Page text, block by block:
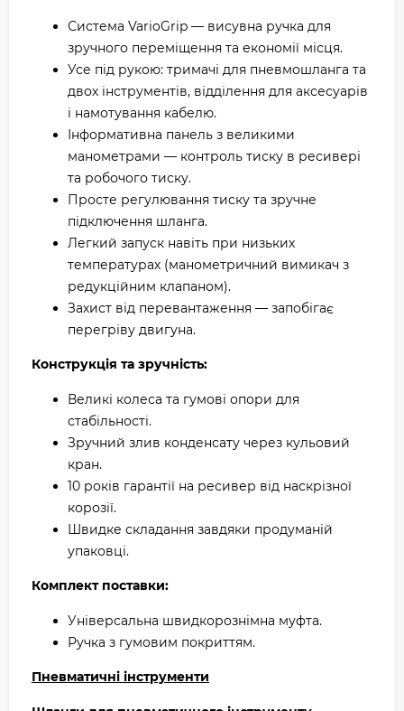
Система VarioGrip — висувна ручка для
зручного переміщення та економії місця.
Усе під рукою: тримачі для пневмошланга та
двох інструментів, відділення для аксесуарів
і намотування кабелю.
Інформативна панель з великими
манометрами — контроль тиску в ресивері
та робочого тиску.
Просте регулювання тиску та зручне
підключення шланга.
Легкий запуск навіть при низьких
температурах (манометричний вимикач з
редукційним клапаном).
Захист від перевантаження — запобігає
перегріву двигуна.
Конструкція та зручність:
Великі колеса та гумові опори для
стабільності.
Зручний злив конденсату через кульовий
кран.
10 років гарантії на ресивер від наскрізної
корозії.
Швидке складання завдяки продуманій
упаковці.
Комплект поставки:
Універсальна швидкорознімна муфта.
Ручка з гумовим покриттям.
Пневматичні інструменти